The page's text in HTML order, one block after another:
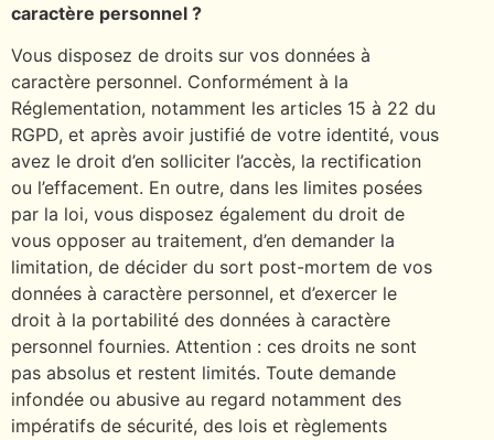
caractère personnel ?
Vous disposez de droits sur vos données à
caractère personnel. Conformément à la
Réglementation, notamment les articles 15 à 22 du
RGPD, et après avoir justifié de votre identité, vous
avez le droit d’en solliciter l’accès, la rectification
ou l’effacement. En outre, dans les limites posées
par la loi, vous disposez également du droit de
vous opposer au traitement, d’en demander la
limitation, de décider du sort post-mortem de vos
données à caractère personnel, et d’exercer le
droit à la portabilité des données à caractère
personnel fournies. Attention : ces droits ne sont
pas absolus et restent limités. Toute demande
infondée ou abusive au regard notamment des
impératifs de sécurité, des lois et règlements